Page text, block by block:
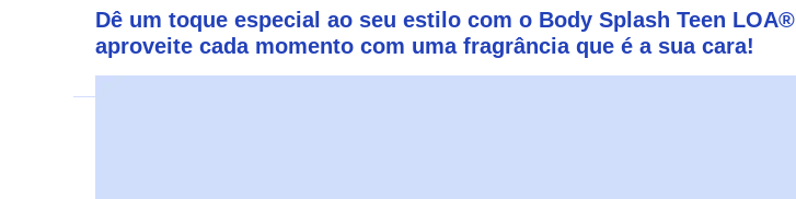
Dê um toque especial ao seu estilo com o Body Splash Teen LOA®
aproveite cada momento com uma fragrância que é a sua cara!